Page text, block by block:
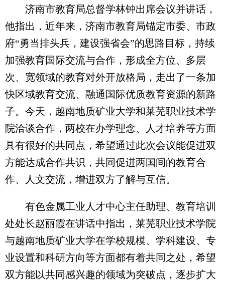
济南市教育局总督学林钟出席会议并讲话，
他指出，近年来，济南市教育局锚定市委、市政
府“勇当排头兵，建设强省会”的思路目标，持续
加强教育国际交流与合作，形成全方位、多层
次、宽领域的教育对外开放格局，走出了一条加
快区域教育交流、融通国际优质教育资源的新路
子。今天，越南地质矿业大学和莱芜职业技术学
院洽谈合作，两校在办学理念、人才培养等方面
具有很好的共同点，希望通过此次会议能促进双
方能达成合作共识，共同促进两国间的教育合
作、人文交流，增进双方了解与互信。
有色金属工业人才中心主任助理、教育培训
处处长赵丽霞在讲话中指出，莱芜职业技术学院
与越南地质矿业大学在学校规模、学科建设、专
业设置和科研方向等方面都有着共同之处，希望
双方能以共同感兴趣的领域为突破点，逐步扩大